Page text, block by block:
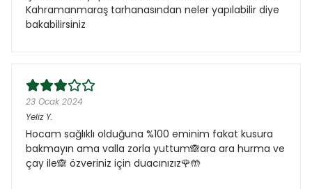
Kahramanmaraş tarhanasından neler yapılabilir diye
bakabilirsiniz
23 Ocak 2024
Yeliz Y.
Hocam sağlıklı olduğuna %100 eminim fakat kusura
bakmayın ama valla zorla yuttum🙈ara ara hurma ve
çay ile🙈 özveriniz için duacınızız🌹🤲